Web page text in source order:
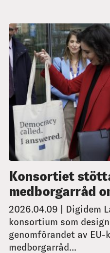
Konsortiet
medborgarråd
2026.04.09 | Digidem
konsortium som
genomförandet av EU-
medborgarråd...